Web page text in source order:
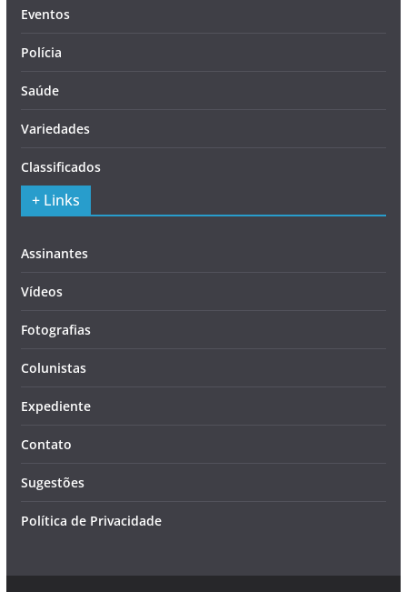
Eventos
Polícia
Saúde
Variedades
Classificados
+ Links
Assinantes
Vídeos
Fotografias
Colunistas
Expediente
Contato
Sugestões
Política de Privacidade